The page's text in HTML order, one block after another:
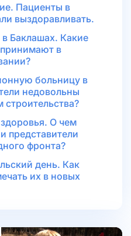
Пациенты в
выздоравливать.
Баклашах. Какие
в
больницу в
недовольны
О чем
представители
фронта?
день. Как
их в новых